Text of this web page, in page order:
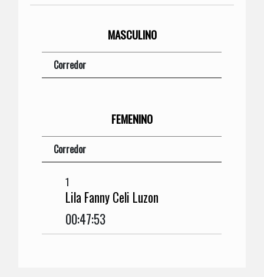
MASCULINO
Corredor
FEMENINO
Corredor
1
Lila Fanny Celi Luzon
00:47:53